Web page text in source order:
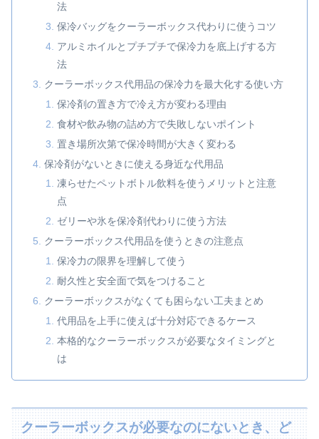
法
保冷バッグをクーラーボックス代わりに使うコツ
アルミホイルとプチプチで保冷力を底上げする方
法
クーラーボックス代用品の保冷力を最大化する使い方
保冷剤の置き方で冷え方が変わる理由
食材や飲み物の詰め方で失敗しないポイント
置き場所次第で保冷時間が大きく変わる
保冷剤がないときに使える身近な代用品
凍らせたペットボトル飲料を使うメリットと注意
点
ゼリーや氷を保冷剤代わりに使う方法
クーラーボックス代用品を使うときの注意点
保冷力の限界を理解して使う
耐久性と安全面で気をつけること
クーラーボックスがなくても困らない工夫まとめ
代用品を上手に使えば十分対応できるケース
本格的なクーラーボックスが必要なタイミングと
は
クーラーボックスが必要なのにないとき、ど